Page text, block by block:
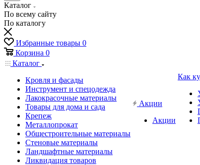
Каталог
По всему сайту
По каталогу
Избранные товары 0
Корзина 0
Каталог
Кровля и фасады
Инструмент и спецодежда
Лакокрасочные материалы
Товары для дома и сада
Крепеж
Металлопрокат
Общестроительные материалы
Стеновые материалы
Ландшафтные материалы
Ликвидация товаров
Акции
Акции
Как